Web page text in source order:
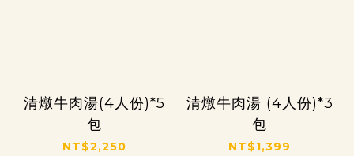
清燉牛肉湯(4人份)*5
包
NT$2,250
清燉牛肉湯 (4人份)*3
包
NT$1,399